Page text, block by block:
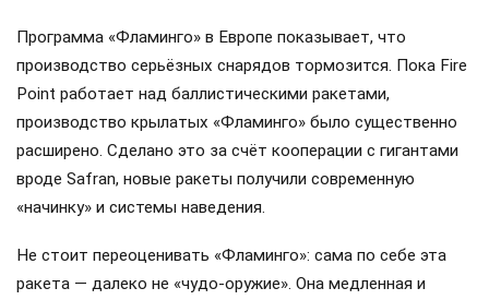
Программа «Фламинго» в Европе показывает, что
производство серьёзных снарядов тормозится. Пока Fire
Point работает над баллистическими ракетами,
производство крылатых «Фламинго» было существенно
расширено. Сделано это за счёт кооперации с гигантами
вроде Safran, новые ракеты получили современную
«начинку» и системы наведения.
Не стоит переоценивать «Фламинго»: сама по себе эта
ракета — далеко не «чудо-оружие». Она медленная и